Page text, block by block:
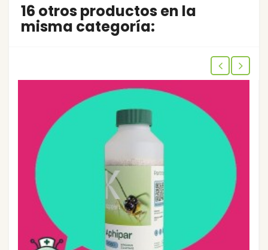
16 otros productos en la
misma categoría: